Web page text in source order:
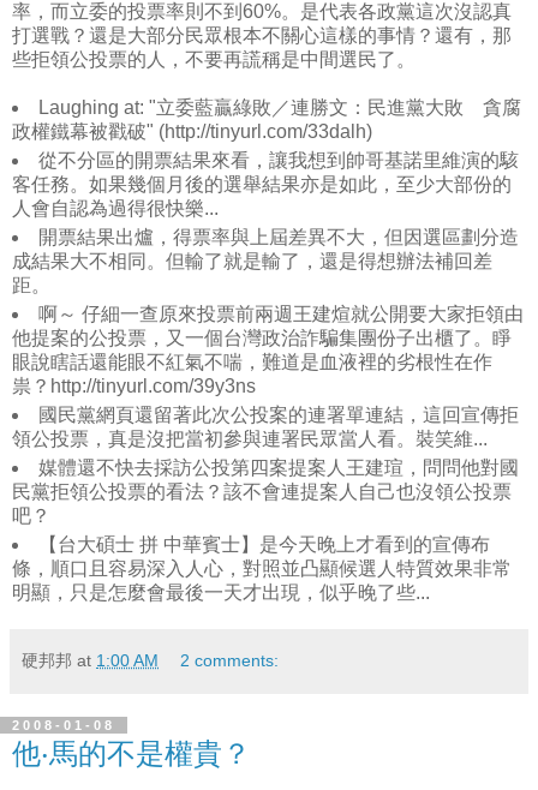
率，而立委的投票率則不到60%。是代表各政黨這次沒認真
打選戰？還是大部分民眾根本不關心這樣的事情？還有，那
些拒領公投票的人，不要再謊稱是中間選民了。
Laughing at: "立委藍贏綠敗／連勝文：民進黨大敗 貪腐
政權鐵幕被戳破" (http://tinyurl.com/33dalh)
從不分區的開票結果來看，讓我想到帥哥基諾里維演的駭
客任務。如果幾個月後的選舉結果亦是如此，至少大部份的
人會自認為過得很快樂...
開票結果出爐，得票率與上屆差異不大，但因選區劃分造
成結果大不相同。但輸了就是輸了，還是得想辦法補回差
距。
啊～ 仔細一查原來投票前兩週王建煊就公開要大家拒領由
他提案的公投票，又一個台灣政治詐騙集團份子出櫃了。睜
眼說瞎話還能眼不紅氣不喘，難道是血液裡的劣根性在作
祟？http://tinyurl.com/39y3ns
國民黨網頁還留著此次公投案的連署單連結，這回宣傳拒
領公投票，真是沒把當初參與連署民眾當人看。裝笑維...
媒體還不快去採訪公投第四案提案人王建瑄，問問他對國
民黨拒領公投票的看法？該不會連提案人自己也沒領公投票
吧？
【台大碩士 拼 中華賓士】是今天晚上才看到的宣傳布
條，順口且容易深入人心，對照並凸顯候選人特質效果非常
明顯，只是怎麼會最後一天才出現，似乎晚了些...
硬邦邦 at 1:00 AM 2 comments:
2008-01-08
他‧馬的不是權貴？